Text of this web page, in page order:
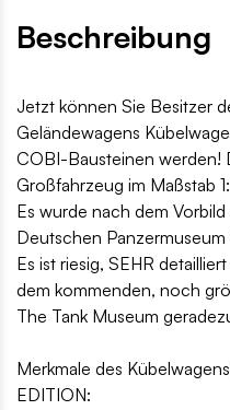
Beschreibung
Jetzt können Sie Besitzer
Geländewagens
COBI-Bausteinen werden!
Großfahrzeug im Maßstab
Es wurde nach dem
Deutschen
Es ist riesig, SEHR
dem kommenden, noch
The Tank Museum
Merkmale des
EDITION: